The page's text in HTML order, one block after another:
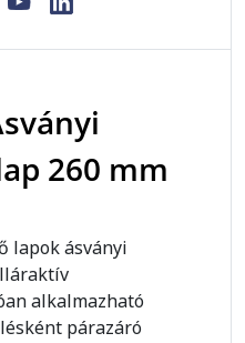
260 mm
lapok ásványi
alkalmazható
párazáró